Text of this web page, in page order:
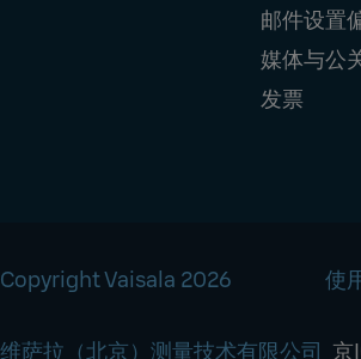
邮件设置
媒体与公
发票
Copyright Vaisala 2026 使
维萨拉（北京）测量技术有限公司 京